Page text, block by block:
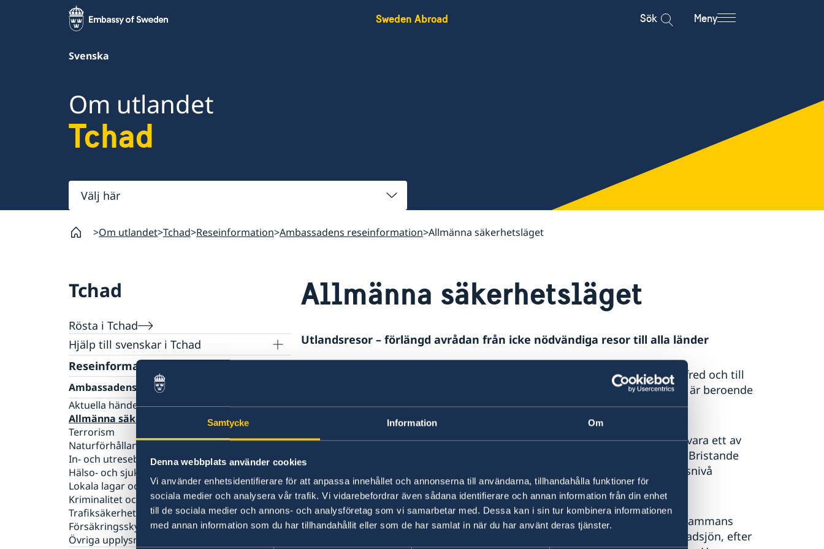
Samtycke Information Om
Denna webbplats använder cookies
Vi använder enhetsidentifierare för att anpassa innehållet och annonserna till användarna, tillhandahålla funktioner för
sociala medier och analysera vår trafik. Vi vidarebefordrar även sådana identifierare och annan information från din enhet
till de sociala medier och annons- och analysföretag som vi samarbetar med. Dessa kan i sin tur kombinera informationen
med annan information som du har tillhandahållit eller som de har samlat in när du har använt deras tjänster.
Sweden Abroad Sök Meny
Svenska
Om utlandet
Tchad
Välj
här
Om utlandet Tchad Reseinformation Ambassadens reseinformation Allmänna säkerhetsläget
Tchad
Rösta i Tchad
Hjälp till svenskar i Tchad
Rösta i Tchad
Pass utomlands
Förnyelse av pass för vuxna
Reseinformation
Ambassadens reseinformation
Aktuella händelser
Allmänna säkerhetsläget
Terrorism
Naturförhållanden och katastrofer
In- och utresebestämmelser
Hälso- och sjukvård
Lokala lagar och sedvänjor
Kriminalitet och personlig säkerhet
Trafiksäkerhet
Försäkringsskydd
Övriga upplysningar
Allmänna säkerhetsläget
Utlandsresor – förlängd avrådan från icke nödvändiga resor till alla länder
Säkerhetsläget i Tchad är svårbedömt. Det finns en antydan till stabilitet, fred och till
viss del demokrati och utveckling men det är en stabilitet som till stor del är beroende
av den sköra maktbalansen mellan olika etniska och religiösa grupper.
Trots detta och trots mängder av flyktingar från grannländer anses Tchad vara ett av
regionens mer stabila länder. Landet är dock ett av de fattigaste i världen. Bristande
tillgång på mat och vatten är de största problemen, liksom låg utbildningsnivå
och bristfällig sjukvård.
Sedan 2015 har Tchad aktivt engagerat sig i kampen mot Boko Haram tillsammans
med berörda grannländer. Undantagstillstånd råder i Lac-regionen vid Tchadsjön, efter